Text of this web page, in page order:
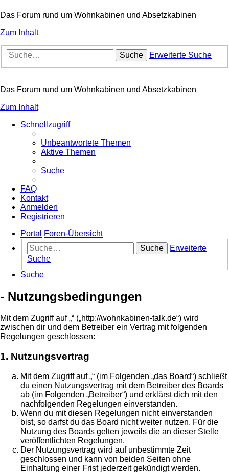
Das Forum rund um Wohnkabinen und Absetzkabinen
Zum Inhalt
Suche Erweiterte Suche
Das Forum rund um Wohnkabinen und Absetzkabinen
Zum Inhalt
Schnellzugriff
Unbeantwortete Themen
Aktive Themen
Suche
FAQ
Kontakt
Anmelden
Registrieren
Portal
Foren-Übersicht
Suche
Erweiterte
Suche
Suche
- Nutzungsbedingungen
Mit dem Zugriff auf „“ („http://wohnkabinen-talk.de“) wird
zwischen dir und dem Betreiber ein Vertrag mit folgenden
Regelungen geschlossen:
1. Nutzungsvertrag
Mit dem Zugriff auf „“ (im Folgenden „das Board“) schließt
du einen Nutzungsvertrag mit dem Betreiber des Boards
ab (im Folgenden „Betreiber“) und erklärst dich mit den
nachfolgenden Regelungen einverstanden.
Wenn du mit diesen Regelungen nicht einverstanden
bist, so darfst du das Board nicht weiter nutzen. Für die
Nutzung des Boards gelten jeweils die an dieser Stelle
veröffentlichten Regelungen.
Der Nutzungsvertrag wird auf unbestimmte Zeit
geschlossen und kann von beiden Seiten ohne
Einhaltung einer Frist jederzeit gekündigt werden.